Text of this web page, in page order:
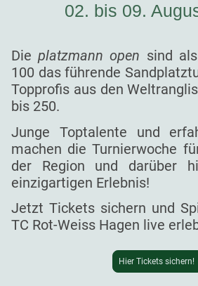
02. bis 09.
Dieplatzmann open sind
100 das führende
Topprofis aus den
bis 250.
Junge Toptalente und
machen die Turnierwoche
der Region und darüber
einzigartigen Erlebnis!
Jetzt Tickets sichern und
TC Rot-Weiss Hagen live
Hier Tickets sichern!